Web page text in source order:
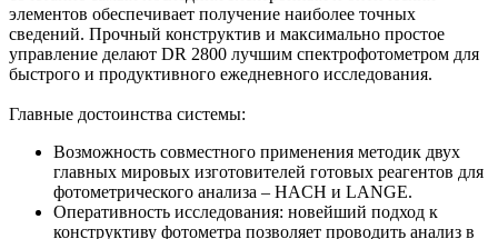
элементов обеспечивает получение наиболее точных
сведений. Прочный конструктив и максимально простое
управление делают DR 2800 лучшим спектрофотометром для
быстрого и продуктивного ежедневного исследования.
Главные достоинства системы:
Возможность совместного применения методик двух
главных мировых изготовителей готовых реагентов для
фотометрического анализа – HACH и LANGE.
Оперативность исследования: новейший подход к
конструктиву фотометра позволяет проводить анализ в